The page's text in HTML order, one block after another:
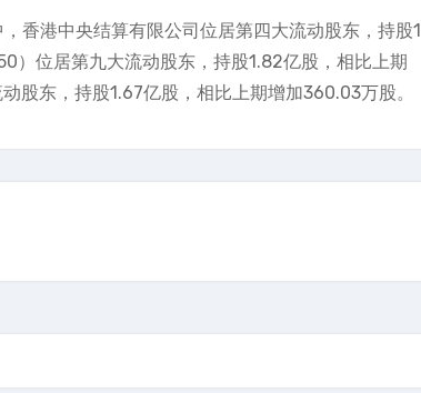
香港中央结算有限公司位居第四大流动股东，持股1
）位居第九大流动股东，持股1.82亿股，相比上期
股东，持股1.67亿股，相比上期增加360.03万股。